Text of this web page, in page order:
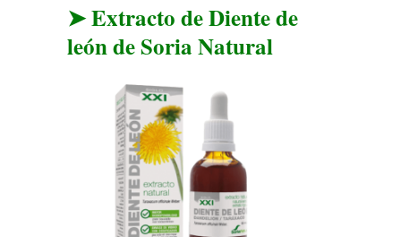
➤ Extracto de Diente de
león de Soria Natural